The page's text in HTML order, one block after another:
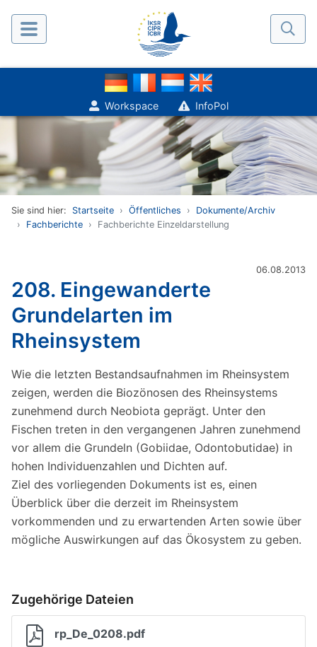
Workspace InfoPol
Sie sind hier: Startseite Öffentliches
Dokumente/Archiv
Fachberichte
Fachberichte Einzeldarstellung
06.08.2013
208. Eingewanderte
Grundelarten im
Rheinsystem
Wie die letzten Bestandsaufnahmen im Rheinsystem
zeigen, werden die Biozönosen des Rheinsystems
zunehmend durch Neobiota geprägt. Unter den
Fischen treten in den vergangenen Jahren zunehmend
vor allem die Grundeln (Gobiidae, Odontobutidae) in
hohen Individuenzahlen und Dichten auf.
Ziel des vorliegenden Dokuments ist es, einen
Überblick über die derzeit im Rheinsystem
vorkommenden und zu erwartenden Arten sowie über
mögliche Auswirkungen auf das Ökosystem zu geben.
Zugehörige Dateien
rp_De_0208.pdf